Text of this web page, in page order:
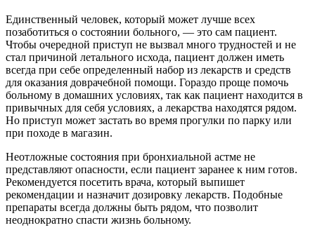
Единственный человек, который может лучше всех
позаботиться о состоянии больного, — это сам пациент.
Чтобы очередной приступ не вызвал много трудностей и не
стал причиной летального исхода, пациент должен иметь
всегда при себе определенный набор из лекарств и средств
для оказания доврачебной помощи. Гораздо проще помочь
больному в домашних условиях, так как пациент находится в
привычных для себя условиях, а лекарства находятся рядом.
Но приступ может застать во время прогулки по парку или
при походе в магазин.
Неотложные состояния при бронхиальной астме не
представляют опасности, если пациент заранее к ним готов.
Рекомендуется посетить врача, который выпишет
рекомендации и назначит дозировку лекарств. Подобные
препараты всегда должны быть рядом, что позволит
неоднократно спасти жизнь больному.